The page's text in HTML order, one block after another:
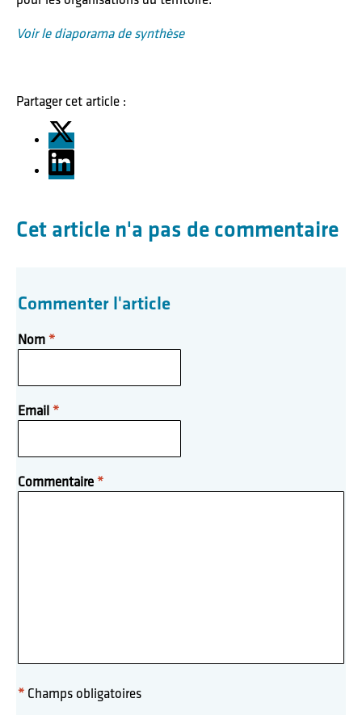
Voir le diaporama de synthèse
Partager cet article :
Cet article n'a pas de commentaire
Commenter l'article
Nom *
Email *
Commentaire *
* Champs obligatoires